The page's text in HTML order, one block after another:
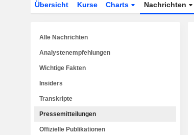
Übersicht Kurse Charts Nachrichten
Alle Nachrichten
Analystenempfehlungen
Wichtige Fakten
Insiders
Transkripte
Pressemitteilungen
Offizielle Publikationen